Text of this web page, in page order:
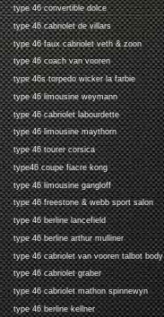
type 46 convertible dolce
type 46 cabriolet de villars
type 46 faux cabriolet veth & zoon
type 46 coach van vooren
type 46s torpedo wicker la farbie
type 46 limousine weymann
type 46 cabriolet labourdette
type 46 limousine maythorn
type 46 tourer corsica
type46 coupe fiacre kong
type 46 limousine gangloff
type 46 freestone & webb sport salon
type 46 berline lancefield
type 46 berline arthur mulliner
type 46 cabriolet van vooren talbot body
type 46 cabriolet graber
type 46 cabriolet mathon spinnewyn
type 46 berline kellner